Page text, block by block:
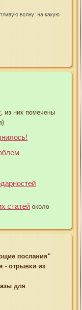
волну: на какую
, из них помечены
статей около
послания"
- отрывки из
для